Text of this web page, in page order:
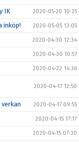
IK 2020-05-20 10:25
inköp! 2020-05-05 13:05
2020-04-30 12:34
2020-04-30 10:57
2020-04-22 14:36
2020-04-17 12:50
2020-04-17 09:55
2020-04-15 17:17
2020-04-15 07:30